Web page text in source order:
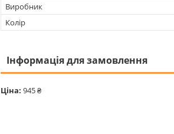
Виробник
Колір
Інформація для замовлення
Ціна: 945 ₴